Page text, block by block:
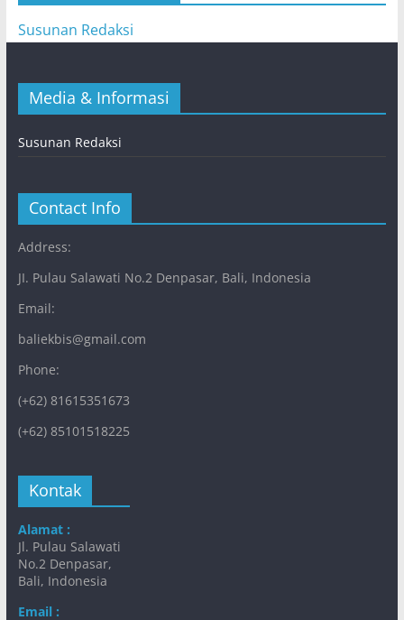
Susunan Redaksi
Media & Informasi
Susunan Redaksi
Contact Info
Address:
JI. Pulau Salawati No.2 Denpasar, Bali, Indonesia
Email:
baliekbis@gmail.com
Phone:
(+62) 81615351673
(+62) 85101518225
Kontak
Alamat :
Jl. Pulau Salawati
No.2 Denpasar,
Bali, Indonesia
Email :